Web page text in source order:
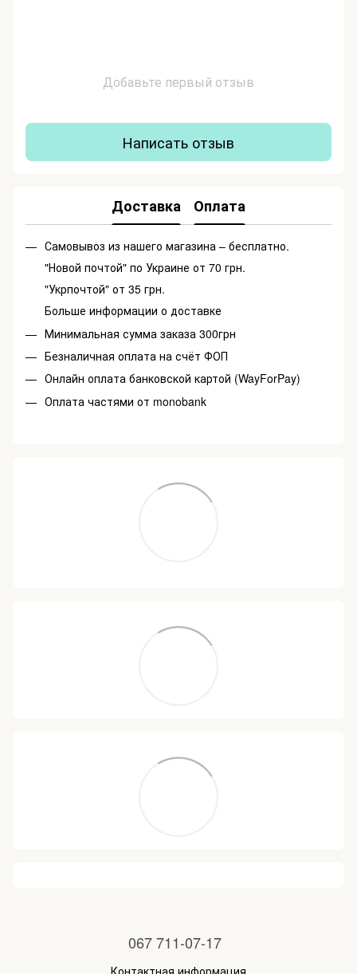
Добавьте первый отзыв
Написать отзыв
Доставка Оплата
Самовывоз из нашего магазина – бесплатно.
"Новой почтой" по Украине от 70 грн.
"Укрпочтой" от 35 грн.
Больше информации о доставке
Минимальная сумма заказа 300грн
Безналичная оплата на счёт ФОП
Онлайн оплата банковской картой (WayForPay)
Оплата частями от monobank
067 711-07-17